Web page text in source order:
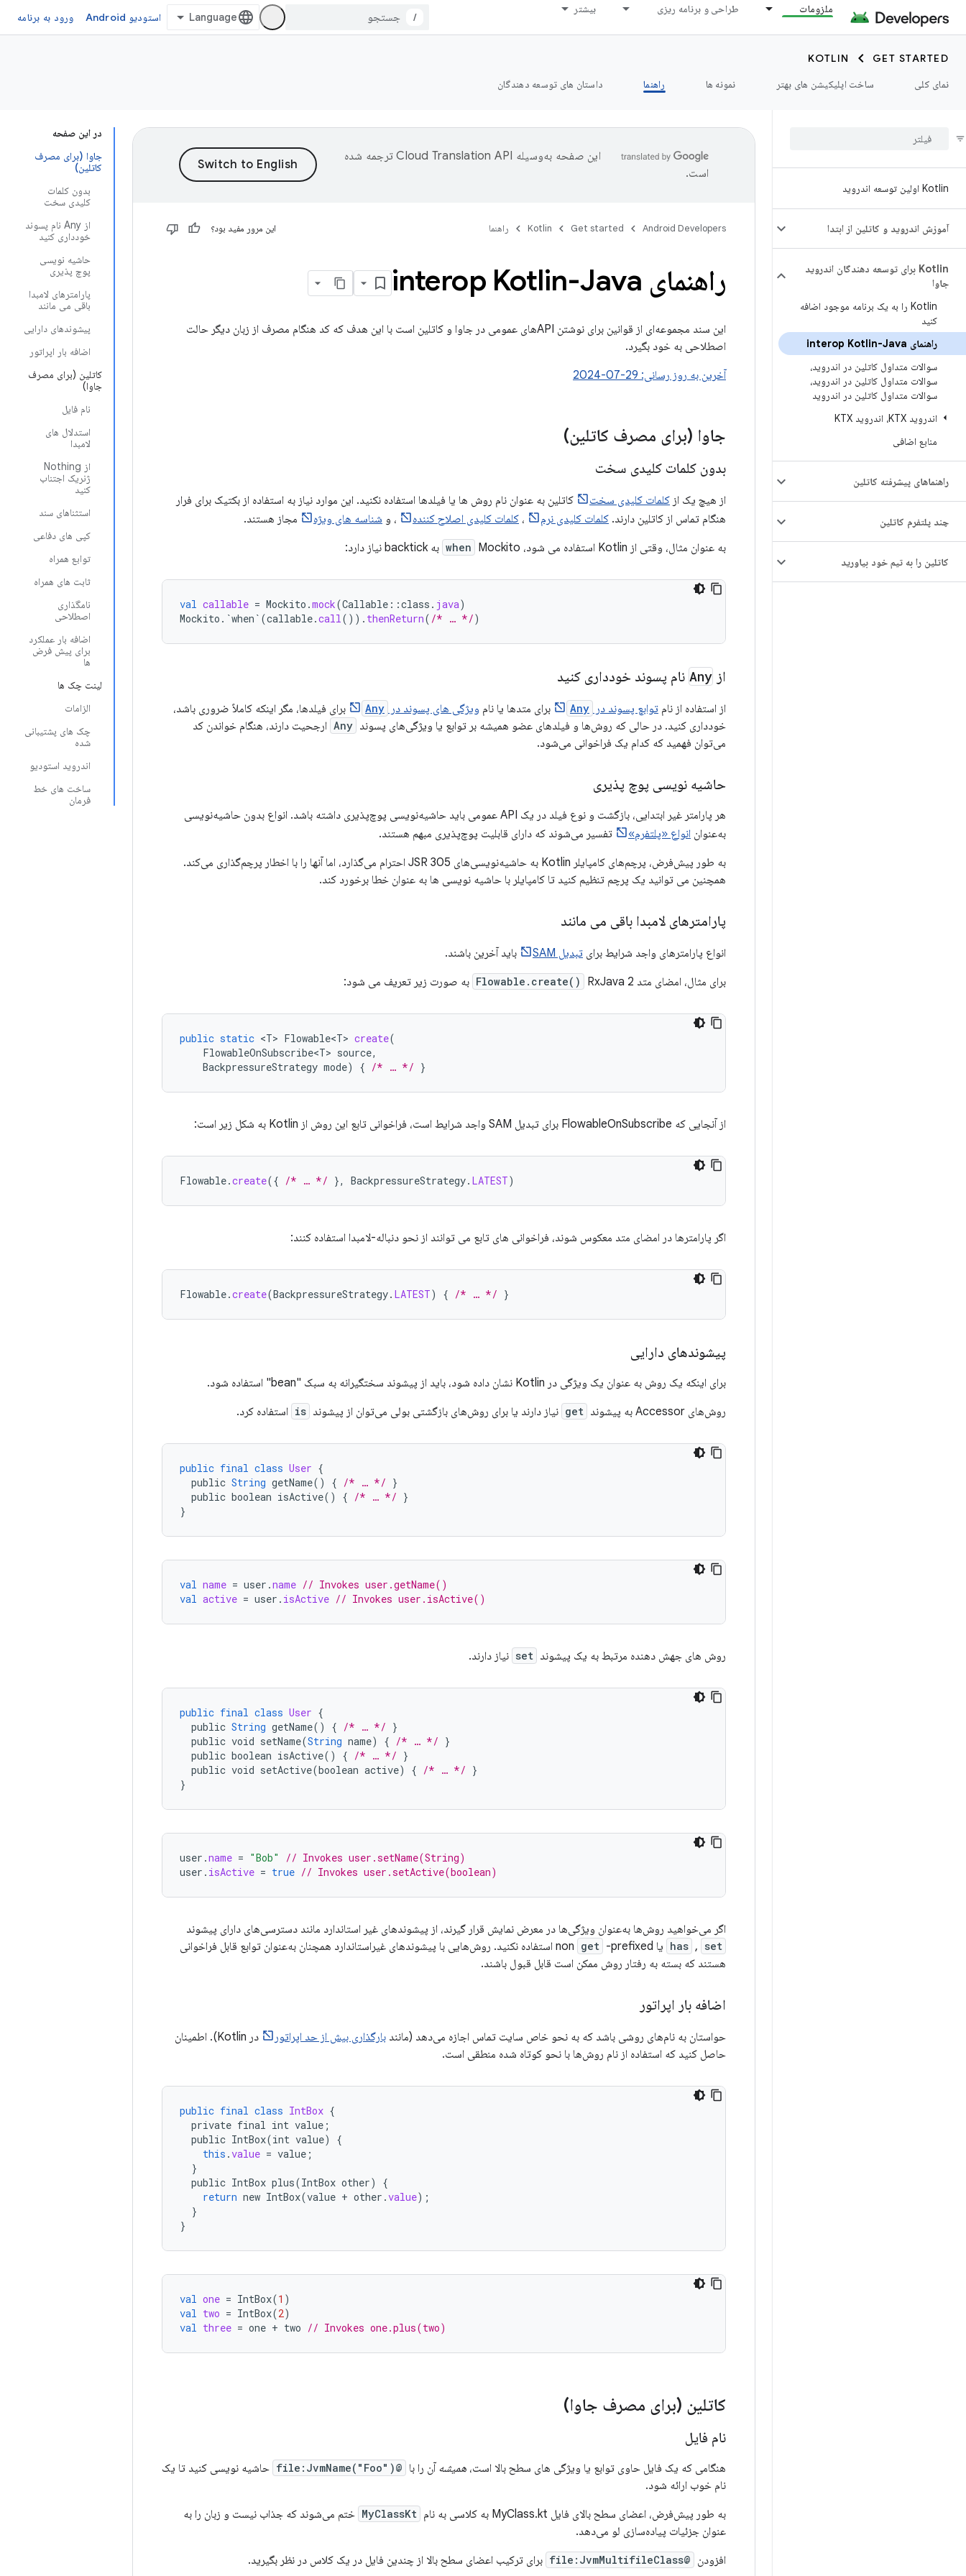
ملزومات طراحی و برنامه ریزی بیشتر
/ استودیو Android ورود به برنامه
GET STARTED
KOTLIN
نمای کلی
ساخت اپلیکیشن های بهتر نمونه ها راهنما داستان های توسعه دهندگان
Kotlin اولین توسعه اندروید
آموزش اندروید و کاتلین از ابتدا
Kotlin برای توسعه دهندگان اندروید
جاوا
Kotlin را به یک برنامه موجود اضافه
کنید
راهنمای interop Kotlin-Java
سوالات متداول کاتلین در اندروید،
سوالات متداول کاتلین در اندروید،
سوالات متداول کاتلین در اندروید
اندروید KTX، اندروید KTX
منابع اضافی
راهنماهای پیشرفته کاتلین
چند پلتفرم کاتلین
کاتلین را به تیم خود بیاورید
در این صفحه
جاوا (برای مصرف
کاتلین)
بدون کلمات
کلیدی سخت
از Any نام پسوند
خودداری کنید
حاشیه نویسی
پوچ پذیری
پارامترهای لامبدا
باقی می مانند
پیشوندهای دارایی
اضافه بار اپراتور
کاتلین (برای مصرف
جاوا)
نام فایل
استدلال های
لامبدا
از Nothing
ژنریک اجتناب
کنید
استثناهای سند
کپی های دفاعی
توابع همراه
ثابت های همراه
نامگذاری
اصطلاحی
اضافه بار عملکرد
برای پیش فرض
ها
لینت چک ها
الزامات
چک های پشتیبانی
شده
اندروید استودیو
ساخت های خط
فرمان
این صفحه به‌وسیله
ترجمه شده
است.
Android Developers
Get started
Kotlin راهنما این مرور مفید بود؟
راهنمای interop Kotlin-Java
این سند مجموعه‌ای از قوانین برای نوشتن APIهای عمومی در جاوا و کاتلین است با این هدف که کد هنگام مصرف از زبان دیگر حالت
اصطلاحی به خود بگیرد.
آخرین به روز رسانی: 29-07-2024
جاوا (برای مصرف کاتلین)
بدون کلمات کلیدی سخت
از هیچ یک از کلمات کلیدی سخت
کاتلین به عنوان نام روش ها یا فیلدها استفاده نکنید. این موارد نیاز به استفاده از بکتیک برای فرار
هنگام تماس از کاتلین دارند. کلمات کلیدی نرم ، کلمات کلیدی اصلاح کننده ، و شناسه های ویژه
مجاز هستند.
به عنوان مثال، وقتی از Kotlin استفاده می شود،
when Mockito به backtick نیاز دارد:
val callable = Mockito .mock(Callable ::class . java)
Mockito . `when` (callable.call()). thenReturn( /* … */)
از Any نام پسوند خودداری کنید
از استفاده از نام توابع پسوند در Any برای متدها یا نام ویژگی های پسوند در Any
برای فیلدها، مگر اینکه کاملاً ضروری باشد،
خودداری کنید. در حالی که روش‌ها و فیلدهای عضو همیشه بر توابع یا ویژگی‌های پسوند Any ارجحیت دارند، هنگام خواندن کد
می‌توان فهمید که کدام یک فراخوانی می‌شود.
حاشیه نویسی پوچ پذیری
هر پارامتر غیر ابتدایی، بازگشت و نوع فیلد در یک API عمومی باید حاشیه‌نویسی پوچ‌پذیری داشته باشد. انواع بدون حاشیه‌نویسی
به‌عنوان انواع «پلتفرم»
تفسیر می‌شوند که دارای قابلیت پوچ‌پذیری مبهم هستند.
به طور پیش‌فرض، پرچم‌های کامپایلر Kotlin به حاشیه‌نویسی‌های JSR 305 احترام می‌گذارد، اما آنها را با اخطار پرچم‌گذاری می‌کند.
همچنین می توانید یک پرچم تنظیم کنید تا کامپایلر با حاشیه نویسی ها به عنوان خطا برخورد کند.
پارامترهای لامبدا باقی می مانند
انواع پارامترهای واجد شرایط برای تبدیل SAM
باید آخرین باشند.
برای مثال، امضای متد
Flowable.create() RxJava 2 به صورت زیر تعریف می شود:
public static <T> Flowable<T> create(
FlowableOnSubscribe<T> source,
BackpressureStrategy mode) { /* … */ }
از آنجایی که FlowableOnSubscribe برای تبدیل SAM واجد شرایط است، فراخوانی تابع این روش از Kotlin به شکل زیر است:
Flowable.create({ /* … */ }, BackpressureStrategy. LATEST)
اگر پارامترها در امضای متد معکوس شوند، فراخوانی های تابع می توانند از نحو دنباله-لامبدا استفاده کنند:
Flowable.create(BackpressureStrategy. LATEST) { /* … */ }
پیشوندهای دارایی
برای اینکه یک روش به عنوان یک ویژگی در Kotlin نشان داده شود، باید از پیشوند سختگیرانه به سبک "bean" استفاده شود.
روش‌های Accessor به پیشوند
get نیاز دارند یا برای روش‌های بازگشتی بولی می‌توان از پیشوند is استفاده کرد.
public final class User {
public String getName() { /* … */ }
public boolean isActive() { /* … */ }
}
val name = user .name // Invokes user.getName()
val active = user . isActive // Invokes user.isActive()
روش های جهش دهنده مرتبط به یک پیشوند set نیاز دارند.
public final class User {
public String getName() { /* … */ }
public void setName(String name) { /* … */ }
public boolean isActive() { /* … */ }
public void setActive(boolean active) { /* … */ }
}
user .name = "Bob"
// Invokes user.setName(String)
user . isActive = true // Invokes user.setActive(boolean)
اگر می‌خواهید روش‌ها به‌عنوان ویژگی‌ها در معرض نمایش قرار گیرند، از پیشوندهای غیر استاندارد مانند دسترسی‌های دارای پیشوند
has , set یا non get
-prefixed استفاده نکنید. روش‌هایی با پیشوندهای غیراستاندارد همچنان به‌عنوان توابع قابل فراخوانی
هستند که بسته به رفتار روش ممکن است قابل قبول باشند.
اضافه بار اپراتور
حواستان به نام‌های روشی باشد که به نحو خاص سایت تماس اجازه می‌دهد (مانند بارگذاری بیش از حد اپراتور
در Kotlin). اطمینان
حاصل کنید که استفاده از نام روش‌ها با نحو کوتاه شده منطقی است.
public final class IntBox {
private final int value ;
public IntBox(int value)
{
this .value = value ;
}
public IntBox plus(IntBox other)
{
return new IntBox(value + other .value);
}
}
val one = IntBox(1 )
val two = IntBox(2)
val three = one + two // Invokes one.plus(two)
کاتلین (برای مصرف جاوا)
نام فایل
هنگامی که یک فایل حاوی توابع یا ویژگی های سطح بالا است، همیشه آن را با @file:JvmName("Foo")
حاشیه نویسی کنید تا یک
نام خوب ارائه شود.
به طور پیش‌فرض، اعضای سطح بالای فایل MyClass.kt به کلاسی به نام
MyClassKt ختم می‌شوند که جذاب نیست و زبان را به
عنوان جزئیات پیاده‌سازی لو می‌دهد.
افزودن @file:JvmMultifileClass برای ترکیب اعضای سطح بالا از چندین فایل در یک کلاس در نظر بگیرید.